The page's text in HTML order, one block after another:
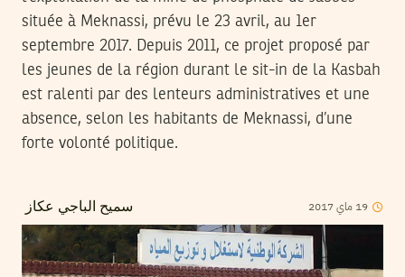
située à Meknassi, prévu le 23 avril, au 1er
septembre 2017. Depuis 2011, ce projet proposé par
les jeunes de la région durant le sit-in de la Kasbah
est ralenti par des lenteurs administratives et une
absence, selon les habitants de Meknassi, d’une
forte volonté politique.
سميح الباجي عكاز 19 ماي2017